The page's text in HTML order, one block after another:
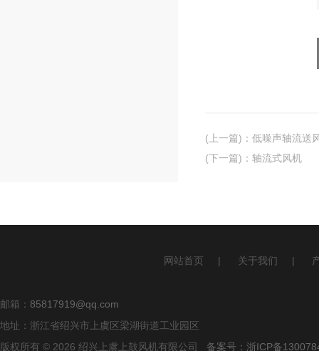
(上一篇) ： 低噪声轴流送
(下一篇) ： 轴流式风机
网站首页 | 关于我们 |
邮箱： 85817919@qq.com
地址：浙江省绍兴市上虞区梁湖街道工业园区
版权所有 © 2026 绍兴上虞上鼓风机有限公司 备案号：浙ICP备